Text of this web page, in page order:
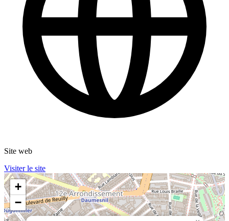
Site web
Visiter le site
+
−